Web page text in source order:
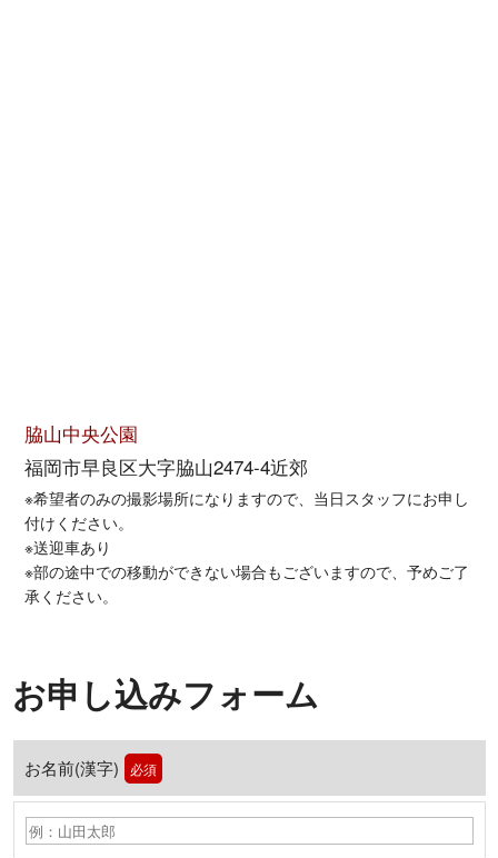
脇山中央公園
福岡市早良区大字脇山2474-4近郊
※希望者のみの撮影場所になりますので、当日スタッフにお申し
付けください。
※送迎車あり
※部の途中での移動ができない場合もございますので、予めご了
承ください。
お申し込みフォーム
お名前(漢字) 必須